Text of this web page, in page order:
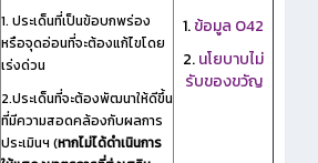
1. ประเด็นที่เป็นข้อบกพร่อง
หรือจุดอ่อนที่จะต้องแก้ไขโดย
เร่งด่วน
2.ประเด็นที่จะต้องพัฒนาให้ดีขึ้น
ที่มีความสอดคล้องกับผลการ
ประเมินฯ (หากไม่ได้ดำเนินการ
1.ข้อมูล O42
2.นโยบาบไม่
รับของขวัญ